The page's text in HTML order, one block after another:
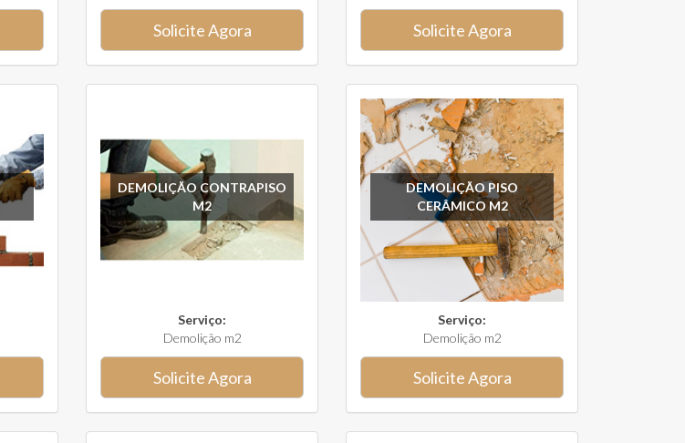
Solicite Agora Solicite Agora
DEMOLIÇÃO CONTRAPISO
M2
Serviço:
Demolição m2
Solicite Agora
DEMOLIÇÃO PISO
CERÂMICO M2
Serviço:
Demolição m2
Solicite Agora